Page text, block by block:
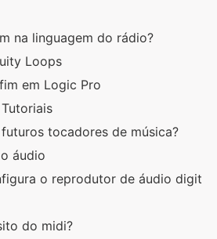
na linguagem do rádio?
Loops
em Logic Pro
tocadores de música?
áudio
o reprodutor de áudio digit
do midi?